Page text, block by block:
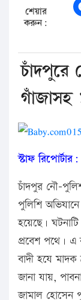
শেয়ার
করুন:
স্টাফ
চাঁদপুর নৌ-
পুলিশি
হয়েছে।
প্রবেশ পথে। এ
বাদী হযে
জানা যায়,
জামাল হোসেন